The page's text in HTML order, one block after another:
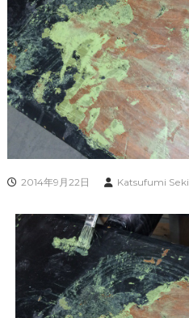
2014年9月22日 Katsufumi Seki